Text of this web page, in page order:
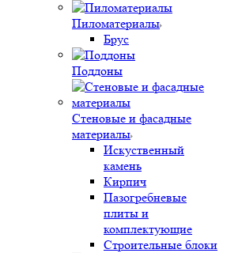
Пиломатериалы
Брус
Поддоны
Стеновые и фасадные
материалы
Искуственный
камень
Кирпич
Пазогребневые
плиты и
комплектующие
Строительные блоки